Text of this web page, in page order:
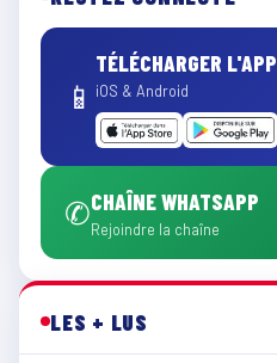
📱
TÉLÉCHARGER L'APP
iOS & Android
✆CHAÎNE WHATSAPP
Rejoindre la chaîne
LES + LUS